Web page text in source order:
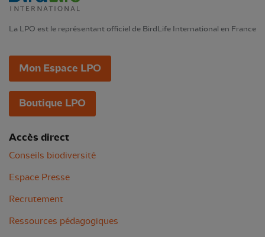
La LPO est le représentant officiel de BirdLife International en France
Mon Espace LPO
Boutique LPO
Accès direct
Conseils biodiversité
Espace Presse
Recrutement
Ressources pédagogiques